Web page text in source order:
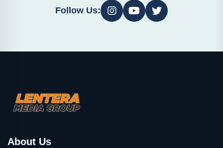
Follow Us:
About Us